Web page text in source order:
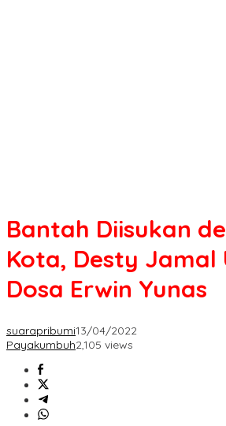
Bantah Diisukan
Kota, Desty Jamal
Dosa Erwin Yunas
suarapribumi13/04/2022
Payakumbuh2,105 views